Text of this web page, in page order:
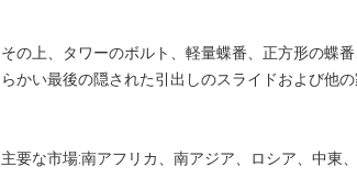
その上、タワーのボルト、軽量蝶番、正方形の蝶
らかい最後の隠された引出しのスライドおよび他
主要な市場:南アフリカ、南アジア、ロシア、中東